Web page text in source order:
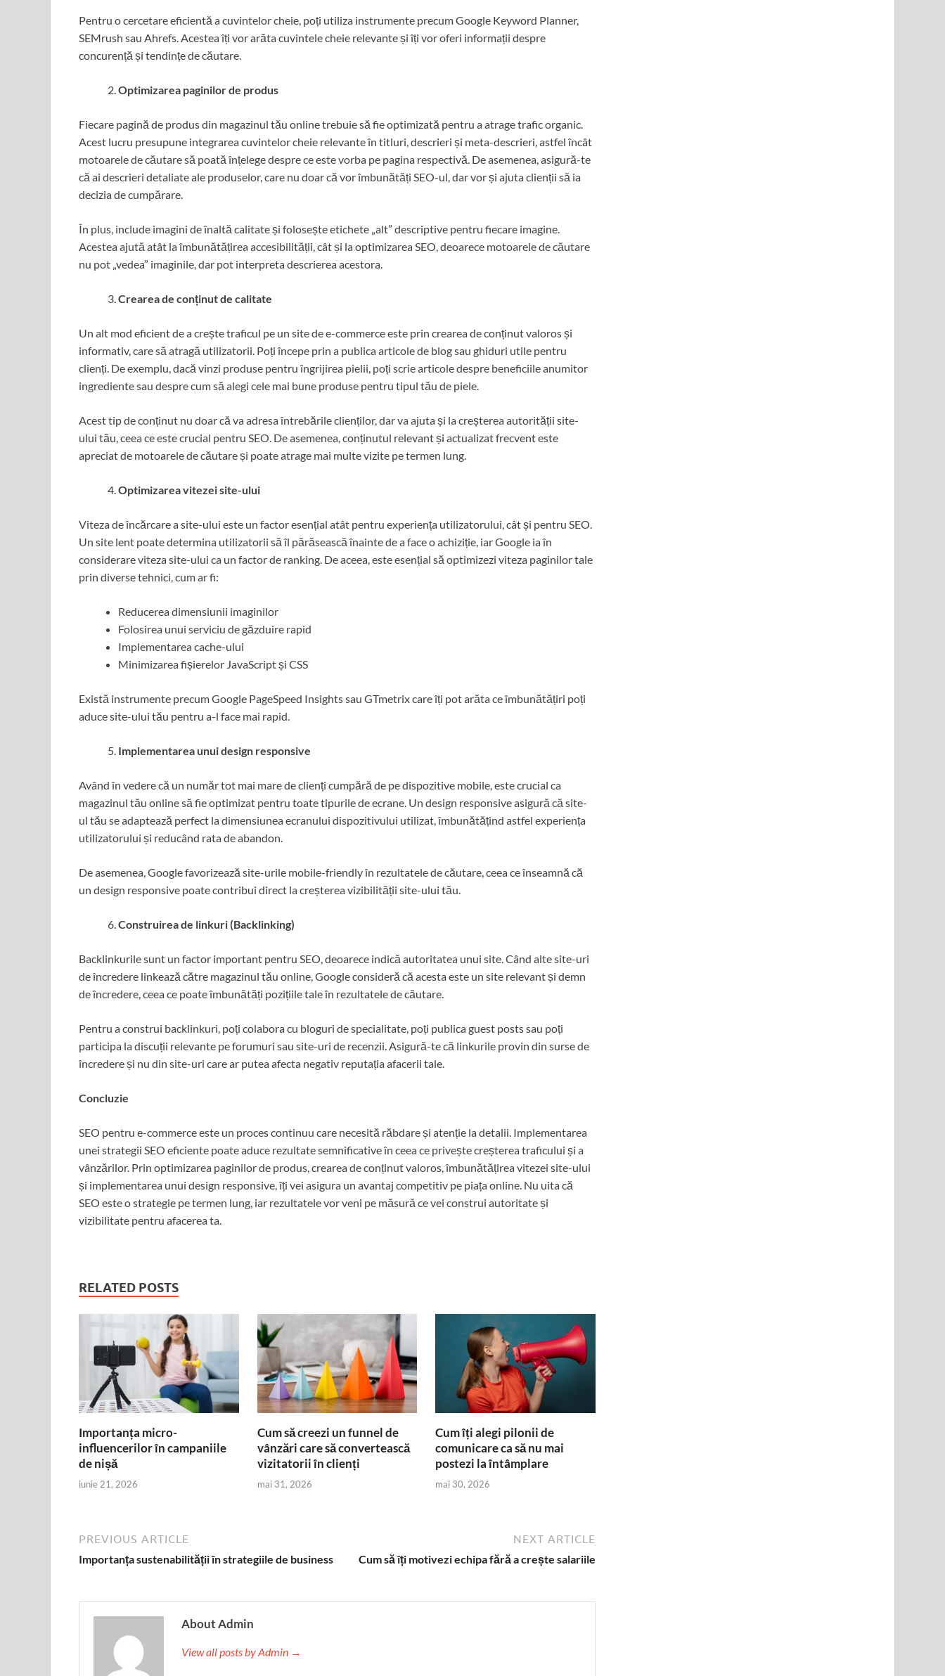
Pentru o cercetare eficientă a cuvintelor cheie, poți utiliza instrumente precum Google Keyword Planner,
SEMrush sau Ahrefs. Acestea îți vor arăta cuvintele cheie relevante și îți vor oferi informații despre
concurență și tendințe de căutare.
Optimizarea paginilor de produs
Fiecare pagină de produs din magazinul tău online trebuie să fie optimizată pentru a atrage trafic organic.
Acest lucru presupune integrarea cuvintelor cheie relevante în titluri, descrieri și meta-descrieri, astfel încât
motoarele de căutare să poată înțelege despre ce este vorba pe pagina respectivă. De asemenea, asigură-te
că ai descrieri detaliate ale produselor, care nu doar că vor îmbunătăți SEO-ul, dar vor și ajuta clienții să ia
decizia de cumpărare.
În plus, include imagini de înaltă calitate și folosește etichete „alt” descriptive pentru fiecare imagine.
Acestea ajută atât la îmbunătățirea accesibilității, cât și la optimizarea SEO, deoarece motoarele de căutare
nu pot „vedea” imaginile, dar pot interpreta descrierea acestora.
Crearea de conținut de calitate
Un alt mod eficient de a crește traficul pe un site de e-commerce este prin crearea de conținut valoros și
informativ, care să atragă utilizatorii. Poți începe prin a publica articole de blog sau ghiduri utile pentru
clienți. De exemplu, dacă vinzi produse pentru îngrijirea pielii, poți scrie articole despre beneficiile anumitor
ingrediente sau despre cum să alegi cele mai bune produse pentru tipul tău de piele.
Acest tip de conținut nu doar că va adresa întrebările clienților, dar va ajuta și la creșterea autorității site-
ului tău, ceea ce este crucial pentru SEO. De asemenea, conținutul relevant și actualizat frecvent este
apreciat de motoarele de căutare și poate atrage mai multe vizite pe termen lung.
Optimizarea vitezei site-ului
Viteza de încărcare a site-ului este un factor esențial atât pentru experiența utilizatorului, cât și pentru SEO.
Un site lent poate determina utilizatorii să îl părăsească înainte de a face o achiziție, iar Google ia în
considerare viteza site-ului ca un factor de ranking. De aceea, este esențial să optimizezi viteza paginilor tale
prin diverse tehnici, cum ar fi:
Reducerea dimensiunii imaginilor
Folosirea unui serviciu de găzduire rapid
Implementarea cache-ului
Minimizarea fișierelor JavaScript și CSS
Există instrumente precum Google PageSpeed Insights sau GTmetrix care îți pot arăta ce îmbunătățiri poți
aduce site-ului tău pentru a-l face mai rapid.
Implementarea unui design responsive
Având în vedere că un număr tot mai mare de clienți cumpără de pe dispozitive mobile, este crucial ca
magazinul tău online să fie optimizat pentru toate tipurile de ecrane. Un design responsive asigură că site-
ul tău se adaptează perfect la dimensiunea ecranului dispozitivului utilizat, îmbunătățind astfel experiența
utilizatorului și reducând rata de abandon.
De asemenea, Google favorizează site-urile mobile-friendly în rezultatele de căutare, ceea ce înseamnă că
un design responsive poate contribui direct la creșterea vizibilității site-ului tău.
Construirea de linkuri (Backlinking)
Backlinkurile sunt un factor important pentru SEO, deoarece indică autoritatea unui site. Când alte site-uri
de încredere linkează către magazinul tău online, Google consideră că acesta este un site relevant și demn
de încredere, ceea ce poate îmbunătăți pozițiile tale în rezultatele de căutare.
Pentru a construi backlinkuri, poți colabora cu bloguri de specialitate, poți publica guest posts sau poți
participa la discuții relevante pe forumuri sau site-uri de recenzii. Asigură-te că linkurile provin din surse de
încredere și nu din site-uri care ar putea afecta negativ reputația afacerii tale.
Concluzie
SEO pentru e-commerce este un proces continuu care necesită răbdare și atenție la detalii. Implementarea
unei strategii SEO eficiente poate aduce rezultate semnificative în ceea ce privește creșterea traficului și a
vânzărilor. Prin optimizarea paginilor de produs, crearea de conținut valoros, îmbunătățirea vitezei site-ului
și implementarea unui design responsive, îți vei asigura un avantaj competitiv pe piața online. Nu uita că
SEO este o strategie pe termen lung, iar rezultatele vor veni pe măsură ce vei construi autoritate și
vizibilitate pentru afacerea ta.
RELATED POSTS
Importanța micro-
influencerilor în campaniile
de nișă
iunie 21, 2026
Cum să creezi un funnel de
vânzări care să convertească
vizitatorii în clienți
mai 31, 2026
Cum îți alegi pilonii de
comunicare ca să nu mai
postezi la întâmplare
mai 30, 2026
PREVIOUS ARTICLE
Importanța sustenabilității în strategiile de business
NEXT ARTICLE
Cum să îți motivezi echipa fără a crește salariile
About Admin
View all posts by Admin →